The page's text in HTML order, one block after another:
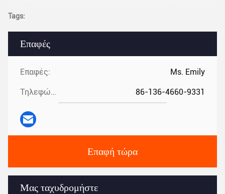
Επαφές
Επαφές: Ms. Emily
Τηλεφώνημα: 86-136-4660-9331
Επαφή τώρα
Μας ταχυδρομήστε
Tags: